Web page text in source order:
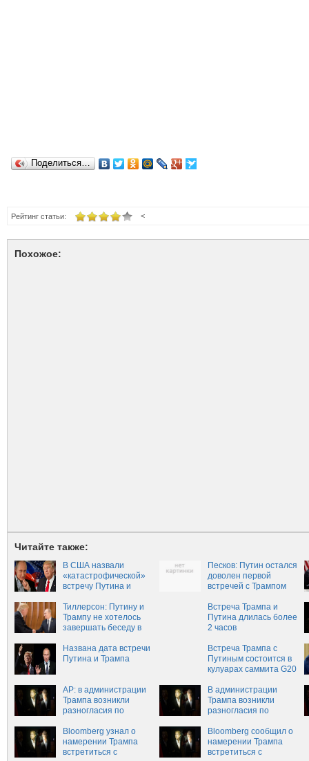
Поделиться…
<
Рейтинг статьи:
Похожое:
Читайте также:
В США назвали
«катастрофической»
встречу Путина и
Песков: Путин остался
доволен первой
встречей с Трампом
Тиллерсон: Путину и
Трампу не хотелось
завершать беседу в
Встреча Трампа и
Путина длилась более
2 часов
Названа дата встречи
Путина и Трампа
Встреча Трампа с
Путиным состоится в
кулуарах саммита G20
AP: в администрации
Трампа возникли
разногласия по
В администрации
Трампа возникли
разногласия по
Bloomberg узнал о
намерении Трампа
встретиться с
Bloomberg сообщил о
намерении Трампа
встретиться с